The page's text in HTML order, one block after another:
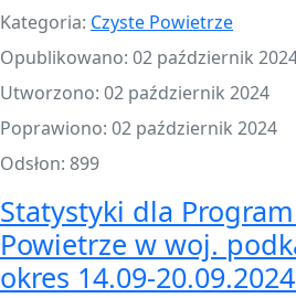
Kategoria: Czyste Powietrze
Opublikowano: 02 październik
Utworzono: 02 październik 2024
Poprawiono: 02 październik 2024
Odsłon: 899
Statystyki dla
Powietrze w woj.
okres 14.09-